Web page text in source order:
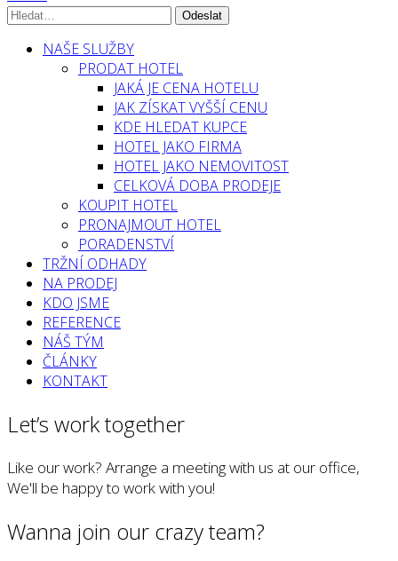
NAŠE SLUŽBY
PRODAT HOTEL
JAKÁ JE CENA HOTELU
JAK ZÍSKAT VYŠŠÍ CENU
KDE HLEDAT KUPCE
HOTEL JAKO FIRMA
HOTEL JAKO NEMOVITOST
CELKOVÁ DOBA PRODEJE
KOUPIT HOTEL
PRONAJMOUT HOTEL
PORADENSTVÍ
TRŽNÍ ODHADY
NA PRODEJ
KDO JSME
REFERENCE
NÁŠ TÝM
ČLÁNKY
KONTAKT
Let’s work together
Like our work? Arrange a meeting with us at our office,
We'll be happy to work with you!
Wanna join our crazy team?